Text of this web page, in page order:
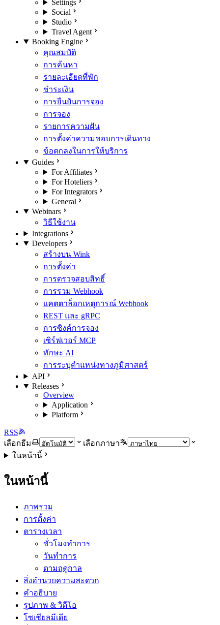
Settings
Social
Studio
Travel Agent
Booking Engine
คุณสมบัติ
การค้นหา
รายละเอียดที่พัก
ชำระเงิน
การยืนยันการจอง
การจอง
รายการความฝัน
การตั้งค่าความชอบการเดินทาง
ข้อตกลงในการให้บริการ
Guides
For Affiliates
For Hoteliers
For Integrators
General
Webinars
วิธีใช้งาน
Integrations
Developers
สร้างบน Wink
การตั้งค่า
การตรวจสอบสิทธิ์
การรวม Webhook
แคตตาล็อกเหตุการณ์ Webhook
REST และ gRPC
การซิงค์การจอง
เซิร์ฟเวอร์ MCP
ทักษะ AI
การระบุตำแหน่งทางภูมิศาสตร์
API
Releases
Overview
Application
Platform
RSS
เลือกธีม
เลือกภาษา
ในหน้านี้
ในหน้านี้
ภาพรวม
การตั้งค่า
ตารางเวลา
ชั่วโมงทำการ
วันทำการ
ตามฤดูกาล
สิ่งอำนวยความสะดวก
คำอธิบาย
รูปภาพ & วิดีโอ
โซเชียลมีเดีย